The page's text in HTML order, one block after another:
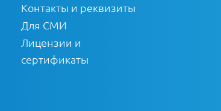
Контакты и реквизиты
Для СМИ
Лицензии и
сертификаты